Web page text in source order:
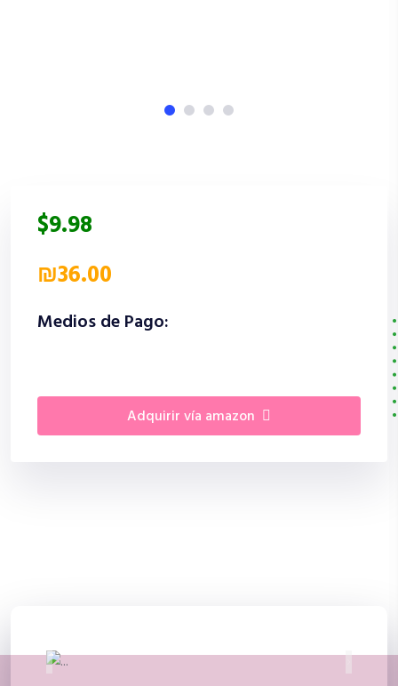
$9.98
₪36.00
Medios de Pago:
adquirir vía amazon
Previous Next